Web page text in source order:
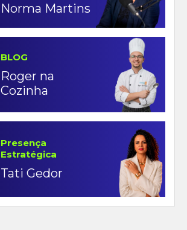
Norma Martins
BLOG
Roger na
Cozinha
Presença
Estratégica
Tati Gedor